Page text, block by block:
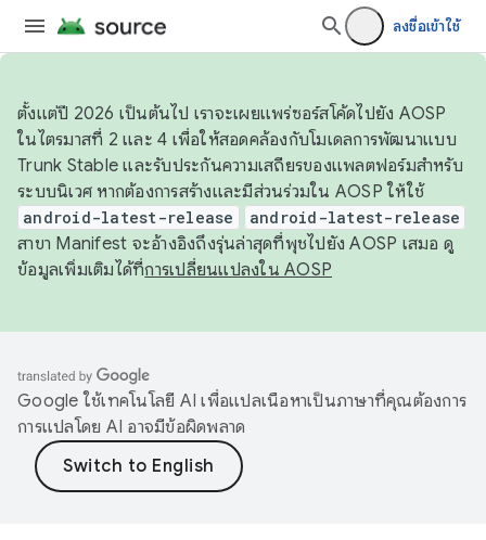
ลงชื่อเข้าใช้
ตั้งแต่ปี 2026 เป็นต้นไป เราจะเผยแพร่ซอร์สโค้ดไปยัง AOSP
ในไตรมาสที่ 2 และ 4 เพื่อให้สอดคล้องกับโมเดลการพัฒนาแบบ
Trunk Stable และรับประกันความเสถียรของแพลตฟอร์มสำหรับ
ระบบนิเวศ หากต้องการสร้างและมีส่วนร่วมใน AOSP ให้ใช้
android-latest-release android-latest-release
สาขา Manifest จะอ้างอิงถึงรุ่นล่าสุดที่พุชไปยัง AOSP เสมอ ดู
ข้อมูลเพิ่มเติมได้ที่การเปลี่ยนแปลงใน AOSP
Google ใช้เทคโนโลยี AI เพื่อแปลเนื้อหาเป็นภาษาที่คุณต้องการ
การแปลโดย AI อาจมีข้อผิดพลาด